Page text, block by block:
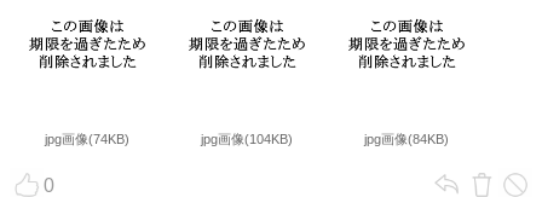
jpg画像(74KB) jpg画像(104KB) jpg画像(84KB)
0